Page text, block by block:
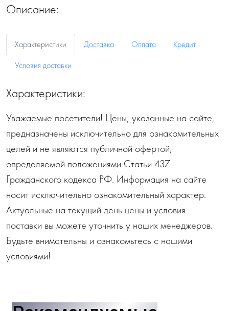
Описание:
Характеристики Доставка Оплата
Кредит
Условия доставки
Характеристики:
Уважаемые посетители! Цены, указанные на сайте,
предназначены исключительно для ознакомительных
целей и не являются публичной офертой,
определяемой положениями Статьи 437
Гражданского кодекса РФ. Информация на сайте
носит исключительно ознакомительный характер.
Актуальные на текущий день цены и условия
поставки вы можете уточнить у наших менеджеров.
Будьте внимательны и ознакомьтесь с нашими
условиями!